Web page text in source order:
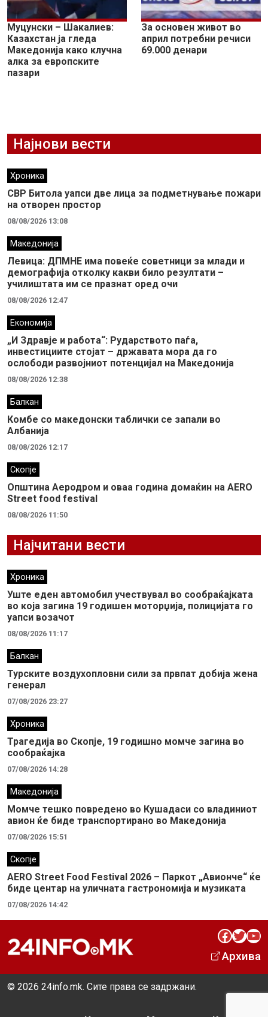
Муцунски – Шакалиев:
Казахстан ја гледа
Македонија како клучна
алка за европските
пазари
За основен живот во
април потребни речиси
69.000 денари
Најнови вести
Хроника
СВР Битола уапси две лица за подметнување пожари
на отворен простор
08/08/2026 13:08
Македонија
Левица: ДПМНЕ има повеќе советници за млади и
демографија отколку какви било резултати –
училиштата им се празнат оред очи
08/08/2026 12:47
Економија
„И Здравје и работа“: Рударството паѓа,
инвестициите стојат – државата мора да го
ослободи развојниот потенцијал на Македонија
08/08/2026 12:38
Балкан
Комбе со македонски таблички се запали во
Албанија
08/08/2026 12:17
Скопје
Општина Аеродром и оваа година домаќин на AERO
Street food festival
08/08/2026 11:50
Најчитани вести
Хроника
Уште еден автомобил учествувал во сообраќајката
во која загина 19 годишен моторџија, полицијата го
уапси возачот
08/08/2026 11:17
Балкан
Турските воздухопловни сили за првпат добија жена
генерал
07/08/2026 23:27
Хроника
Трагедија во Скопје, 19 годишно момче загина во
сообраќајка
07/08/2026 14:28
Македонија
Момче тешко повредено во Кушадаси со владиниот
авион ќе биде транспортирано во Македонија
07/08/2026 15:51
Скопје
AERO Street Food Festival 2026 – Паркот „Авионче“ ќе
биде центар на уличната гастрономија и музиката
07/08/2026 14:42
Facebook Twitter YouTube
Архива
© 2026 24info.mk. Сите права се задржани.